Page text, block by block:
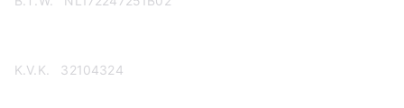
K.V.K. 32104324